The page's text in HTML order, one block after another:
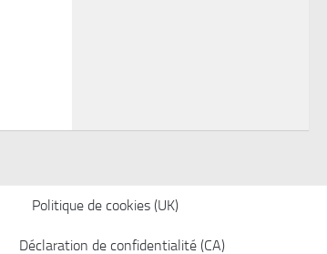
Politique de cookies (UK)
Déclaration de confidentialité (CA)